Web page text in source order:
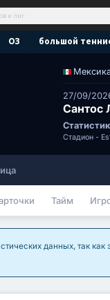
ОЗ большой
27/09/
Сантос
Стадион -
Тайм
данных, так как